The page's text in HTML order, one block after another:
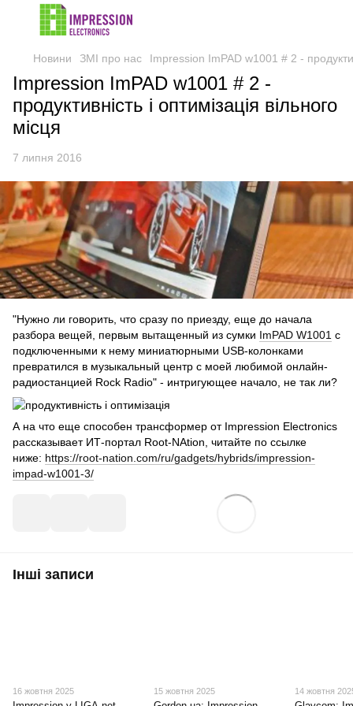
Новини ЗМІ про нас Impression ImPAD w1001 # 2 -
Impression ImPAD w1001 # 2 -
продуктивність і оптимізація вільного
місця
7 липня 2016
"Нужно ли говорить, что сразу по приезду, еще до начала
разбора вещей, первым вытащенный из сумки ImPAD W1001 с
подключенными к нему миниатюрными USB-колонками
превратился в музыкальный центр с моей любимой онлайн-
радиостанцией Rock Radio" - интригующее начало, не так ли?
А на что еще способен трансформер от Impression Electronics
рассказывает ИТ-портал Root-NAtion, читайте по ссылке
ниже: https://root-nation.com/ru/gadgets/hybrids/impression-
impad-w1001-3/
Інші записи
16 жовтня 2025 15 жовтня 2025 14 жовтня